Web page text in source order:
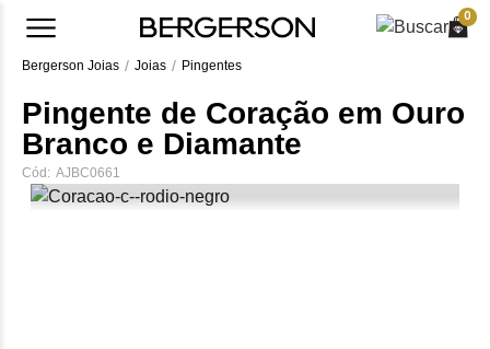
0
Bergerson Joias Joias Pingentes
Pingente de Coração em Ouro
Branco e Diamante
Cód: AJBC0661